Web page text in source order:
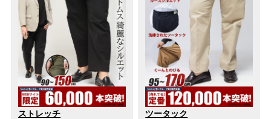
ストレッチ
ツータック